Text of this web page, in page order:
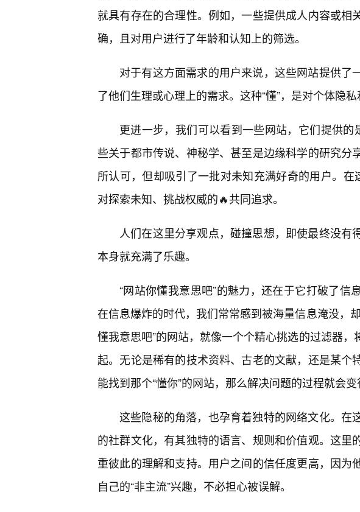
就具有存在的合理性。例如，一些提供成人内容或相
确，且对用户进行了年龄和认知上的筛选。
对于有这方面需求的用户来说，这些网站提供了
了他们生理或心理上的需求。这种“懂”，是对个体隐私
更进一步，我们可以看到一些网站，它们提供的
些关于都市传说、神秘学、甚至是边缘科学的研究分
所认可，但却吸引了一批对未知充满好奇的用户。在
对探索未知、挑战权威的🔥共同追求。
人们在这里分享观点，碰撞思想，即使最终没有
本身就充满了乐趣。
“网站你懂我意思吧”的魅力，还在于它打破了信
在信息爆炸的时代，我们常常感到被海量信息淹没，
懂我意思吧”的网站，就像一个个精心挑选的过滤器
起。无论是稀有的技术资料、古老的文献，还是某个
能找到那个“懂你”的网站，那么解决问题的过程就会变
这些隐秘的角落，也孕育着独特的网络文化。在
的社群文化，有其独特的语言、规则和价值观。这里
重彼此的理解和支持。用户之间的信任度更高，因为
自己的“非主流”兴趣，不必担心被误解。